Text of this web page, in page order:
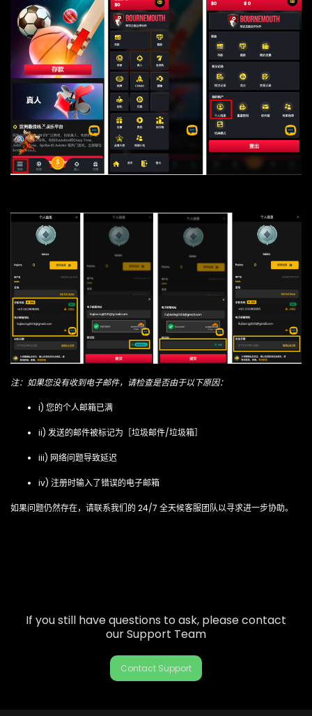
注：如果您没有收到电子邮件，请检查是否由于以下原因：
i) 您的个人邮箱已满
ii) 发送的邮件被标记为［垃圾邮件/垃圾箱］
iii) 网络问题导致延迟
iv) 注册时输入了错误的电子邮箱
如果问题仍然存在，请联系我们的 24/7 全天候客服团队以寻求进一步协助。
If you still have questions to ask, please contact
our Support Team
Contact Support